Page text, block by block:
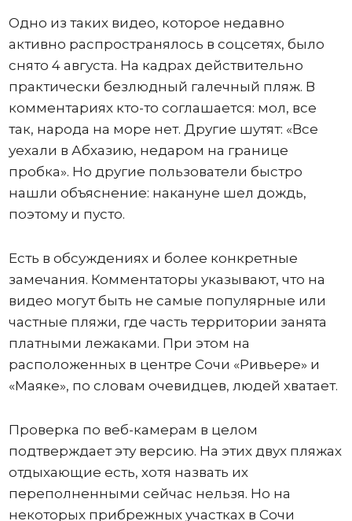
Одно из таких видео, которое недавно
активно распространялось в соцсетях, было
снято 4 августа. На кадрах действительно
практически безлюдный галечный пляж. В
комментариях кто-то соглашается: мол, все
так, народа на море нет. Другие шутят: «Все
уехали в Абхазию, недаром на границе
пробка». Но другие пользователи быстро
нашли объяснение: накануне шел дождь,
поэтому и пусто.
Есть в обсуждениях и более конкретные
замечания. Комментаторы указывают, что на
видео могут быть не самые популярные или
частные пляжи, где часть территории занята
платными лежаками. При этом на
расположенных в центре Сочи «Ривьере» и
«Маяке», по словам очевидцев, людей хватает.
Проверка по веб-камерам в целом
подтверждает эту версию. На этих двух пляжах
отдыхающие есть, хотя назвать их
переполненными сейчас нельзя. Но на
некоторых прибрежных участках в Сочи